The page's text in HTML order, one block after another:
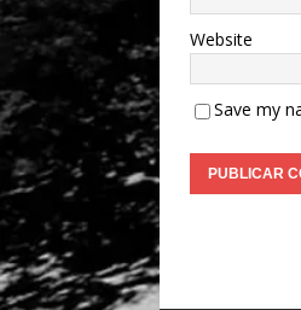
Website
Save my